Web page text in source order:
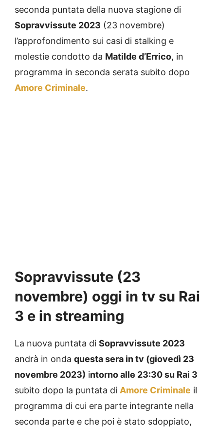
seconda puntata della nuova stagione di
Sopravvissute 2023 (23 novembre)
l’approfondimento sui casi di stalking e
molestie condotto da Matilde d’Errico, in
programma in seconda serata subito dopo
Amore Criminale.
Sopravvissute (23
novembre) oggi in tv su Rai
3 e in streaming
La nuova puntata di Sopravvissute 2023
andrà in onda questa sera in tv (giovedì 23
novembre 2023) intorno alle 23:30 su Rai 3
subito dopo la puntata di Amore Criminale il
programma di cui era parte integrante nella
seconda parte e che poi è stato sdoppiato,